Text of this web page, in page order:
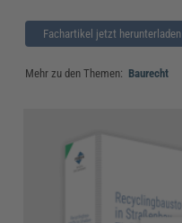
Fachartikel jetzt herunterladen
Mehr zu den Themen: Baurecht